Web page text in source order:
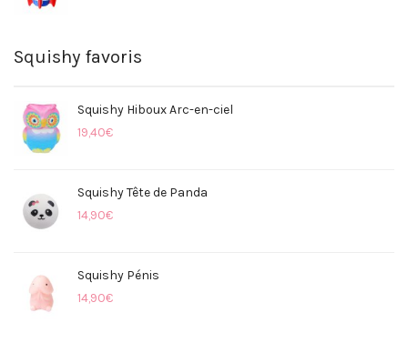
Squishy favoris
Squishy Hiboux Arc-en-ciel
19,40€
Squishy Tête de Panda
14,90€
Squishy Pénis
14,90€